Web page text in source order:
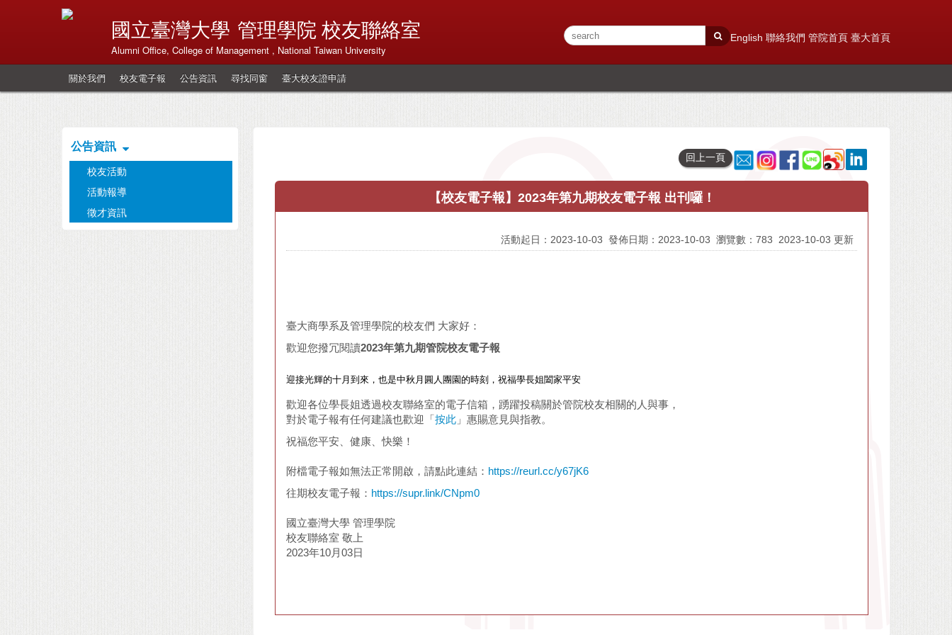
國立臺灣大學 管理學院 校友聯絡室
Alumni Office, College of Management , National Taiwan University
English 聯絡我們 管院首頁 臺大首頁
關於我們 校友電子報 公告資訊 尋找同窗 臺大校友證申請
公告資訊
校友活動
活動報導
徵才資訊
回上一頁
【校友電子報】2023年第九期校友電子報 出刊囉！
活動起日：2023-10-03 發佈日期：2023-10-03 瀏覽數：783 2023-10-03 更新
臺大商學系及管理學院的校友們 大家好：
歡迎您撥冗閱讀2023年第九期管院校友電子報
迎接光輝的十月到來， 也是中秋月圓人團園的時刻，祝福學長姐闔家平安
歡迎各位學長姐透過校友聯絡室的電子信箱，踴躍投稿關於管院校友相關的人與事，
對於電子報有任何建議也歡迎「按此 」惠賜意見與指教。
祝福您平安、健康、快樂！
附檔電子報如無法正常開啟，請點此連結： https://reurl.cc/y67jK6
往期校友電子報： https://supr.link/CNpm0
國立臺灣大學 管理學院
校友聯絡室 敬上
2023年10月03日